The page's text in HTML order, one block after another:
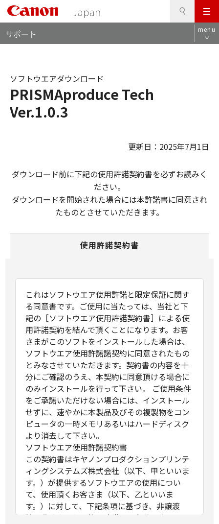
メ
ニ
ュ
サポート menu
PRISMAproduce Tech
Ver.1.0.3
ソフトウエアダウンロード
更新日：2025年7月1日
ダウンロード前に下記の使用許諾契約書を必ずお読みく
ださい。
ダウンロードを開始された場合には本許諾書に同意され
たものとさせていただきます。
使用許諾契約書
これはソフトウエア使用許諾と限定保証に関す
る同意書です。ご使用に当たっては、当社と下
記の［ソフトウエア使用許諾契約書］による使
用許諾契約を結んで頂くことになります。お客
さまがこのソフトをインストールした場合は、
ソフトウエア使用許諾諾契約に同意されたもの
とみなさせていただきます。契約書の内容を十
分にご確認のうえ、本契約に同意頂ける場合に
のみインストールを行って下さい。 ご使用条件
をご承諾いただけない場合には、インストール
せずに、速やかに本製品及びその複製物をコン
ピュータの一時メモリあるいはハードディスク
より消去して下さい。
ソフトウエア使用許諾契約書
この契約書はキヤノンプロダクションプリンテ
ィングシステムズ株式会社（以下、甲といいま
す。）が提供するソフトウエアの使用につい
て、使用頂くお客さま（以下、乙といいま
す。）に対して、下記条項に基づき、非譲渡
性、非独占の使用権を許諾する条件を定めたも